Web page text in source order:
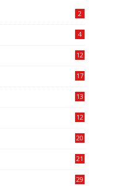
2
4
12
17
13
12
20
21
29